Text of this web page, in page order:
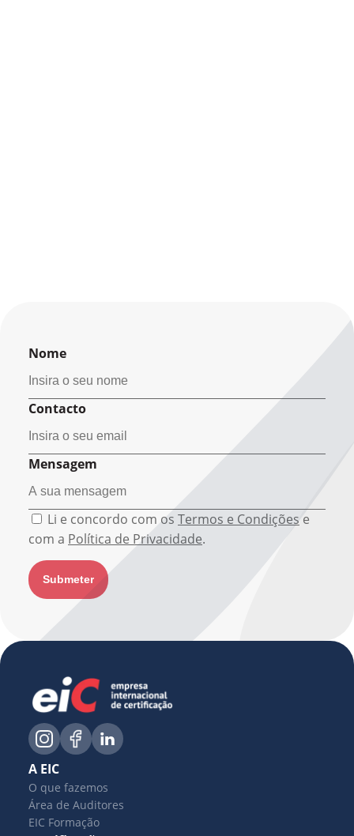
Nome
Contacto
Mensagem
Li e concordo com os Termos e Condições e
com a Política de Privacidade.
A EIC
O que fazemos
Área de Auditores
EIC Formação